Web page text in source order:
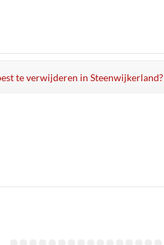
te verwijderen in Steenwijkerland?